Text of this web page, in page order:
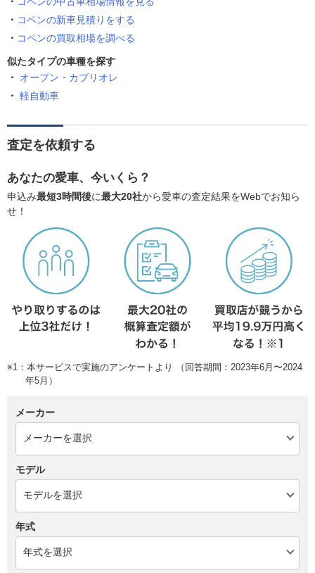
コペンの新車見積りをする
コペンの買取相場を調べる
似たタイプの車種を探す
オープン・カブリオレ
軽自動車
査定を依頼する
あなたの愛車、今いくら？
申込み最短3時間後に最大20社から愛車の査定結果をWebでお知ら
せ！
※1：本サービスで実施のアンケートより （回答期間：2023年6月〜2024
年5月）
メーカー
モデル
年式